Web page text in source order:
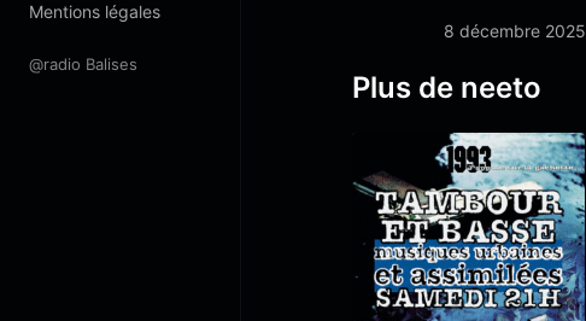
Mentions légales
@radio Balises
8 décembre 2025
Plus de neeto